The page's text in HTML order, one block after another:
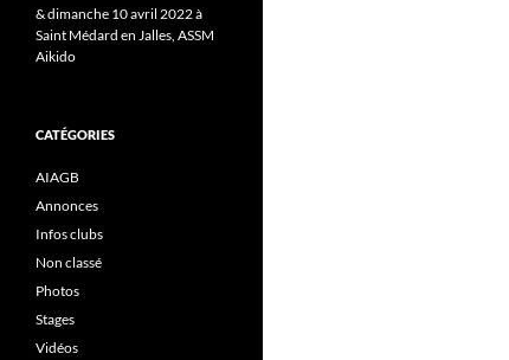
& dimanche 10 avril 2022 à
Saint Médard en Jalles, ASSM
Aikido
CATÉGORIES
AIAGB
Annonces
Infos clubs
Non classé
Photos
Stages
Vidéos